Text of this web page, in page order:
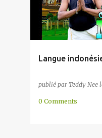
Langue
publié par Teddy Nee
0 Comments